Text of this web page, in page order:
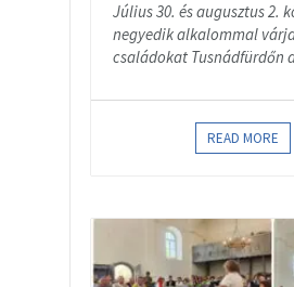
Július 30. és augusztus 2.
negyedik alkalommal
családokat Tusnádfürdőn
READ MORE